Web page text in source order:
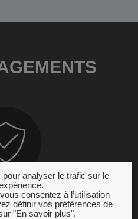
analyser le trafic sur le
consentez à l’utilisation
définir vos préférences de
"En savoir plus".